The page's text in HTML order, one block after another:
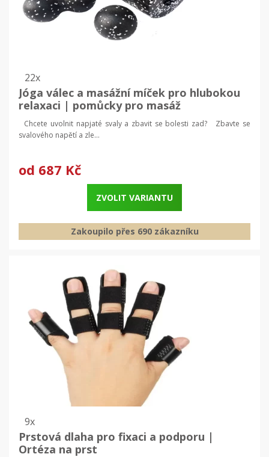
22x
Jóga válec a masážní míček pro hlubokou
relaxaci | pomůcky pro masáž
Chcete uvolnit napjaté svaly a zbavit se bolesti zad? Zbavte se
svalového napětí a zle...
od 687 Kč
ZVOLIT VARIANTU
Zakoupilo přes 690 zákazníku
9x
Prstová dlaha pro fixaci a podporu |
Ortéza na prst